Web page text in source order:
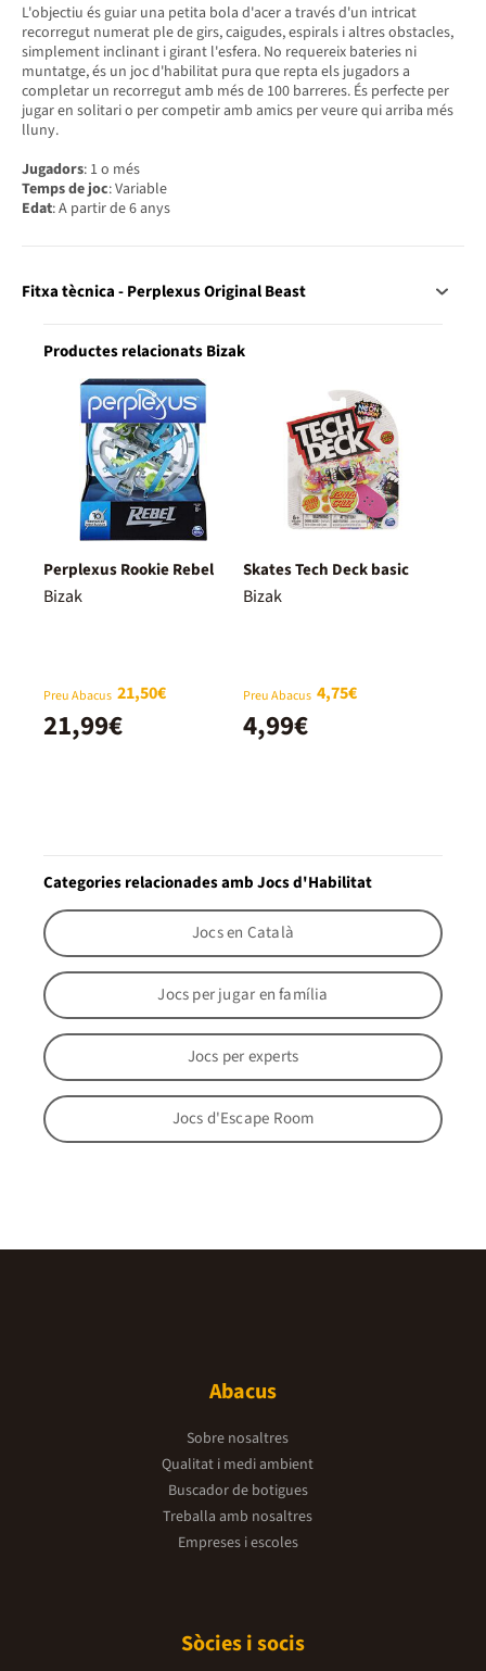
L'objectiu és guiar una petita bola d'acer a través d'un intricat
recorregut numerat ple de girs, caigudes, espirals i altres obstacles,
simplement inclinant i girant l'esfera. No requereix bateries ni
muntatge, és un joc d'habilitat pura que repta els jugadors a
completar un recorregut amb més de 100 barreres. És perfecte per
jugar en solitari o per competir amb amics per veure qui arriba més
lluny.
Jugadors: 1 o més
Temps de joc: Variable
Edat: A partir de 6 anys
Fitxa tècnica - Perplexus Original Beast
Productes relacionats Bizak
Perplexus Rookie Rebel
Bizak
Preu Abacus 21,50€
21,99€
Skates Tech Deck basic
Bizak
Preu Abacus 4,75€
4,99€
Categories relacionades amb Jocs d'Habilitat
Jocs en Català
Jocs per jugar en família
Jocs per experts
Jocs d'Escape Room
Abacus
Sobre nosaltres
Qualitat i medi ambient
Buscador de botigues
Treballa amb nosaltres
Empreses i escoles
Sòcies i socis